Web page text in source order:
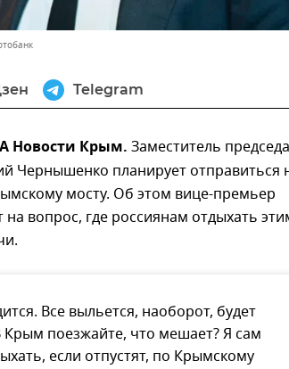
Telegram
Новости Крым. Заместитель
Чернышенко планирует отправиться
мосту. Об этом вице-премьер
вопрос, где россиянам отдыхать
Все выльется, наоборот, будет
поезжайте, что мешает? Я сам
если отпустят, по Крымскому